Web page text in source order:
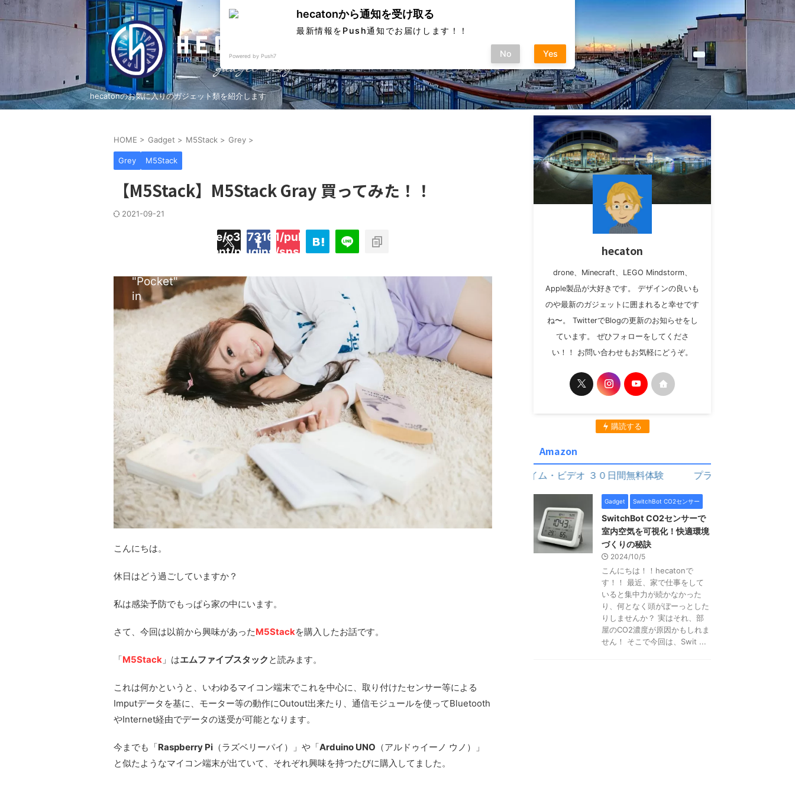
hecatonのお気に入りのガジェット類を紹介します
HOME > Gadget > M5Stack > Grey >
Grey M5Stack
【M5Stack】M5Stack Gray 買ってみた！！
2021-09-21
"Pocket"
in
/home/c3773161/public_html/hecaton.tokyo/wp-
content/plugins/sns-count-cache/sns-count-
こんにちは。
休日はどう過ごしていますか？
私は感染予防でもっぱら家の中にいます。
さて、今回は以前から興味があったM5Stackを購入したお話です。
「M5Stack 」はエムファイブスタック と読みます。
これは何かというと、いわゆるマイコン端末でこれを中心に、取り付けたセンサー等による
Imputデータを基に、モーター等の動作にOutout出来たり、通信モジュールを使ってBluetooth
やInternet経由でデータの送受が可能となります。
今までも「Raspberry Pi （ラズベリーパイ）」や「Arduino UNO （アルドゥイーノ ウノ）」
と似たようなマイコン端末が出ていて、それぞれ興味を持つたびに購入してました。
hecaton
drone、Minecraft、LEGO Mindstorm、
Apple製品が大好きです。 デザインの良いも
のや最新のガジェットに囲まれると幸せです
ね〜。 TwitterでBlogの更新のお知らせをし
ています。 ぜひフォローをしてくださ
い！！ お問い合わせもお気軽にどうぞ。
購読する
Amazon
プライム・ビデオ ３０日間無料体験 プライム・ビデオ ３０日間無料
Gadget SwitchBot CO2センサー
SwitchBot CO2センサーで
室内空気を可視化！快適環境
づくりの秘訣
2024/10/5
こんにちは！！hecatonで
す！！ 最近、家で仕事をして
いると集中力が続かなかった
り、何となく頭がぼーっとした
りしませんか？ 実はそれ、部
屋のCO2濃度が原因かもしれま
せん！ そこで今回は、Swit ...
hecatonから通知を受け取る
最新情報をPush通知でお届けします！！
Powered by Push7 No Yes